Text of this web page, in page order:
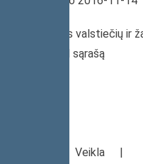
Iškėlė: Lietuvos valstiečių ir
Išrinktas: Pagal sąrašą
Veikla